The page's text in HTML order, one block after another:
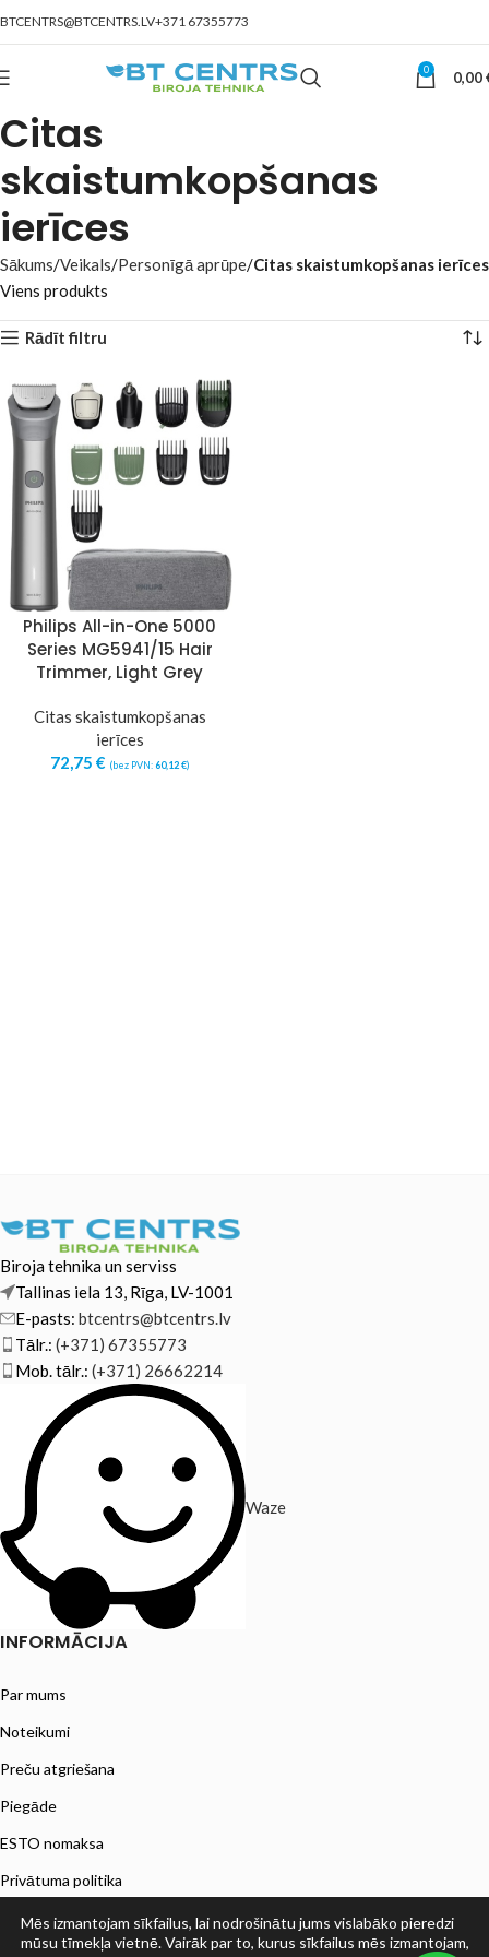
BTCENTRS@BTCENTRS.LV+371 67355773
0 0,00
Citas
skaistumkopšanas
ierīces
Sākums Veikals Personīgā aprūpe Citas skaistumkopšanas ierīces
Viens produkts
Rādīt filtru
Philips All-in-One 5000
Series MG5941/15 Hair
Trimmer, Light Grey
Citas skaistumkopšanas
ierīces
72,75 € (bez PVN:60,12€)
Biroja tehnika un serviss
Tallinas iela 13, Rīga, LV-1001
E-pasts: btcentrs@btcentrs.lv
Tālr.: (+371) 67355773
Mob. tālr.: (+371) 26662214
Waze
INFORMĀCIJA
Par mums
Noteikumi
Preču atgriešana
Piegāde
ESTO nomaksa
Privātuma politika
Mēs izmantojam sīkfailus, lai nodrošinātu jums vislabāko pieredzi
mūsu tīmekļa vietnē. Vairāk par to, kurus sīkfailus mēs izmantojam,